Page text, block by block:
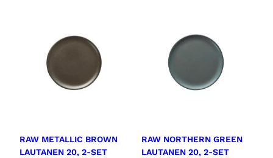
RAW METALLIC BROWN
LAUTANEN 20, 2-SET
RAW NORTHERN GREEN
LAUTANEN 20, 2-SET